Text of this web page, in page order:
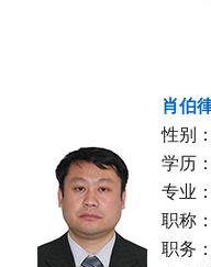
肖伯
性别
学历
专业
职称
职务